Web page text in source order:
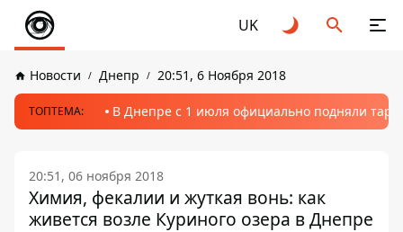
UK
Новости Днепр 20:51, 6 Ноября 2018
ТОПТЕМА: В Днепре с 1 июля официально подняли
20:51, 06 ноября 2018
Химия, фекалии и жуткая вонь: как
живется возле Куриного озера в Днепре